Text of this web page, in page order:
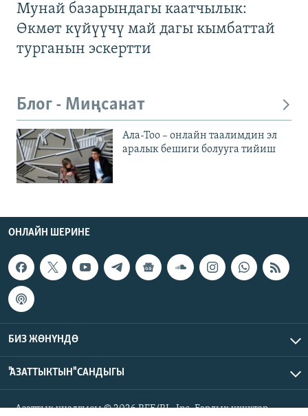
Мунай базарындагы каатчылык:
Өкмөт күйүүчү май дагы кымбаттай
турганын эскертти
Блог - Миңсанат
Ала-Тоо – онлайн таалимдин эл
аралык бешиги болууга тийиш
ОНЛАЙН ШЕРИНЕ
БИЗ ЖӨНҮНДӨ
"АЗАТТЫКТЫН" САНДЫГЫ
Азаттык үналгысы © 2026 RFE/RL, Inc. Бардык укуктар